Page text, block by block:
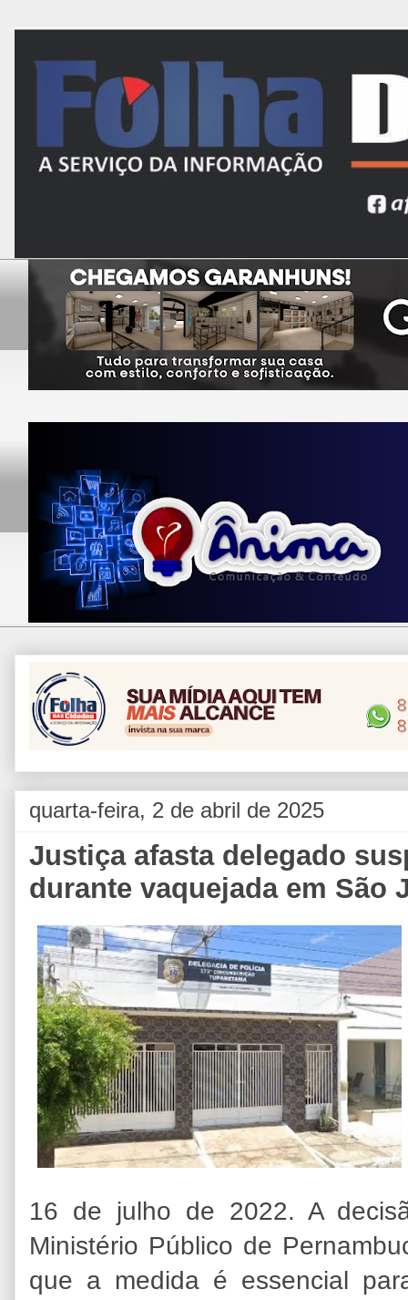
quarta-feira, 2 de abril de 2025
Justiça afasta delegado
durante vaquejada em São
16 de julho de 2022. A
Ministério Público de
que a medida é essencial